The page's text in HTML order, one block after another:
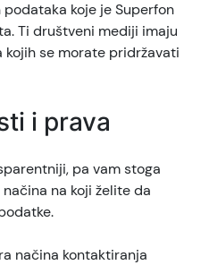
koje je Superfon
Ti društveni mediji imaju
kojih se morate pridržavati
i prava
pa vam stoga
na koji želite da
načina kontaktiranja